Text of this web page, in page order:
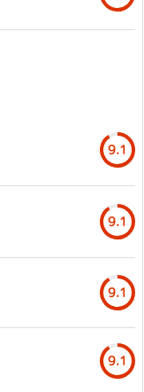
9.1
9.1
9.1
9.1